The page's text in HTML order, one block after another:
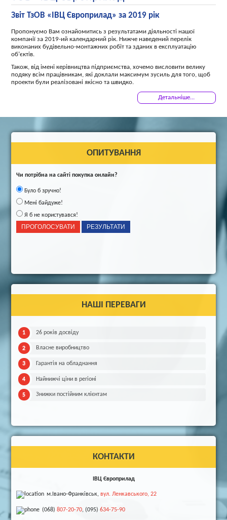
Звіт ТзОВ «ІВЦ Європрилад» за 2019 рік
Пропонуємо Вам ознайомитись з результатами діяльності нашої
компанії за 2019-ий календарний рік. Нижче наведений перелік
виконаних будівельно-монтажних робіт та зданих в експлуатацію
об’єктів.
Також, від імені керівництва підприємства, хочемо висловити велику
подяку всім працівникам, які доклали максимум зусиль для того, щоб
проекти були реалізовані якісно та швидко.
Детальніше...
ОПИТУВАННЯ
Чи потрібна на сайті покупка онлайн?
Було б зручно!
Мені байдуже!
Я б не користувався!
НАШІ ПЕРЕВАГИ
26 років досвіду
Власне виробництво
Гарантія на обладнання
Найнижчі ціни в регіоні
Знижки постійним клієнтам
КОНТАКТИ
ІВЦ Європрилад
м.Івано-Франківськ,вул. Ленкавського, 22
(068)807-20-70, (095)634-75-90